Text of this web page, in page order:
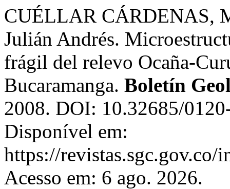
CUÉLLAR CÁRDENAS,
Julián Andrés.
frágil del relevo Ocaña-
Bucaramanga. Boletín
2008. DOI: 10.32685/
Disponível em:
https://
Acesso em: 6 ago. 2026.